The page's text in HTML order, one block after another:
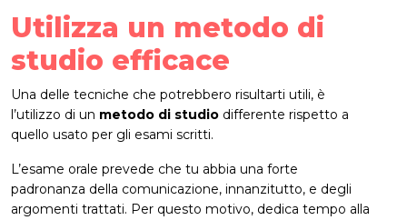
Utilizza un metodo di
studio efficace
Una delle tecniche che potrebbero risultarti utili, è
l’utilizzo di un metodo di studio differente rispetto a
quello usato per gli esami scritti.
L’esame orale prevede che tu abbia una forte
padronanza della comunicazione, innanzitutto, e degli
argomenti trattati. Per questo motivo, dedica tempo alla